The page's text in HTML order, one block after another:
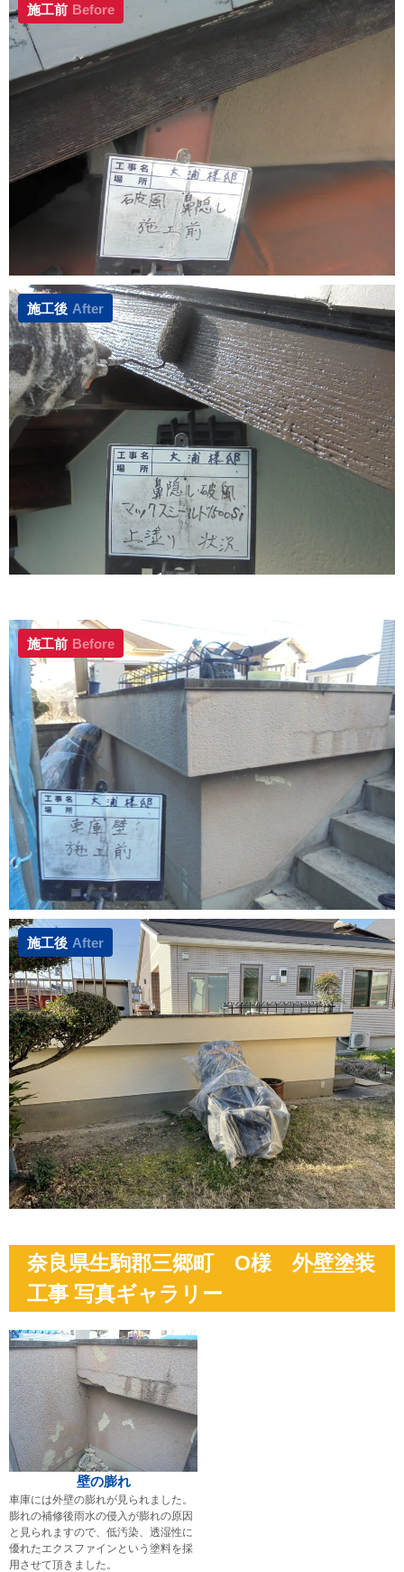
施工前 Before
施工後 After
施工前 Before
施工後 After
奈良県生駒郡三郷町 O様 外壁塗装
工事 写真ギャラリー
壁の膨れ
車庫には外壁の膨れが見られました。
膨れの補修後雨水の侵入が膨れの原因
と見られますので、低汚染、透湿性に
優れたエクスファインという塗料を採
用させて頂きました。